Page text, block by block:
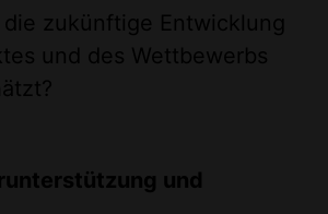
zukünftige Entwicklung
und des Wettbewerbs
und